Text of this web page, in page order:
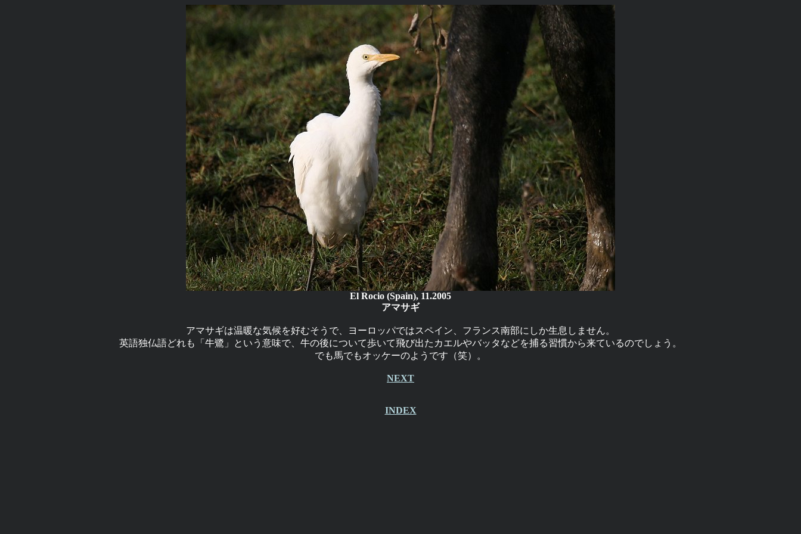
El Rocio (Spain), 11.2005
アマサギ
アマサギは温暖な気候を好むそうで、ヨーロッパではスペイン、フランス南部にしか生息しません。
英語独仏語どれも「牛鷺」という意味で、牛の後について歩いて飛び出たカエルやバッタなどを捕る習慣から来ているのでしょう。
でも馬でもオッケーのようです（笑）。
NEXT
INDEX